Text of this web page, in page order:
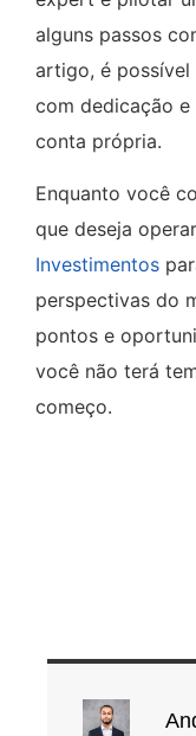
alguns passos
artigo, é possível
com dedicação
conta própria.
Enquanto você
que deseja
Investimentos
perspectivas do
pontos e
você não terá
começo.